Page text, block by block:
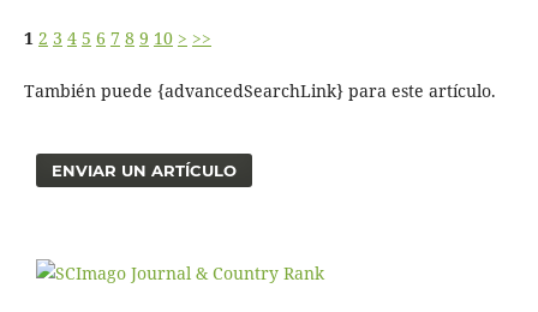
1 2 3 4 5 6 7 8 9 10 > >>
También puede {advancedSearchLink} para este artículo.
ENVIAR UN ARTÍCULO